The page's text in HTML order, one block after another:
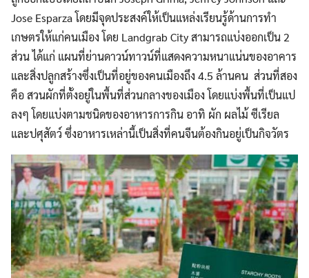
Search
for: Search
Jose Esparza โดยมีจุดประสงค์ให้เป็นแหล่งเรียนรู้ด้านการทำ
เกษตรให้แก่คนเมือง โดย Landgrab City สามารถแบ่งออกเป็น 2
ส่วน ได้แก่ แผนที่ย่านดาวน์ทาวน์ที่แสดงความหนาแน่นของอาคาร
และสิ่งปลูกสร้างซึ่งเป็นที่อยู่ของคนเมืองถึง 4.5 ล้านคน ส่วนที่สอง
คือ สวนผักที่ตั้งอยู่ในพื้นที่ส่วนกลางของเมือง โดยแบ่งพื้นที่เป็นแป
ลงๆ โดยแบ่งตามชนิดของอาหารการกิน อาทิ ผัก ผลไม้ ซีเรียล
และปศุสัตว์ ซึ่งอาหารเหล่านี้เป็นสิ่งที่คนจีนต้องกินอยู่เป็นกิจวัตร